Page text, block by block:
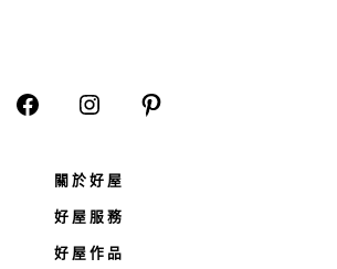
Open
Open
in
a
new
關於好屋
好屋服務
好屋作品